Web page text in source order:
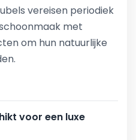
vereisen periodiek
met
om hun natuurlijke
voor een luxe